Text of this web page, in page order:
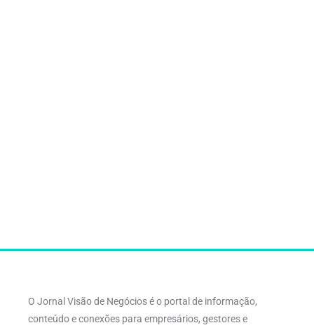
O Jornal Visão de Negócios é o portal de informação,
conteúdo e conexões para empresários, gestores e